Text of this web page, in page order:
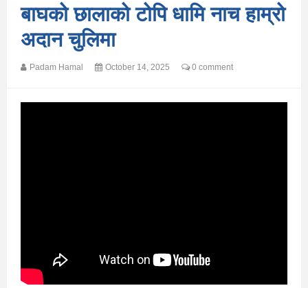
बाघको छालाको टोपि धामि नाच हाम्रो
अदान चुलिमा
Padam Hamal October 14, 2025 0 comment